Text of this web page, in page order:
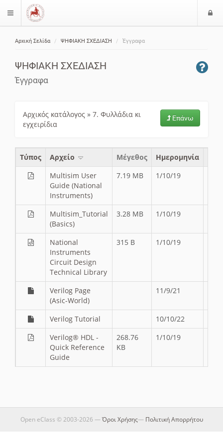
$langMenu
Αρχική Σελίδα ΨΗΦΙΑΚΗ ΣΧΕΔΙΑΣΗ Έγγραφα
ΨΗΦΙΑΚΗ ΣΧΕΔΙΑΣΗ
Έγγραφα
Επάνω
Αρχικός κατάλογος » 7. Φυλλάδια κι
εγχειρίδια
Τύπος Aρχείο Μέγεθος
Ημερομηνία
Multisim User
Guide (National
Instruments)
7.19 MB 1/10/19
Multisim_Tutorial
(Basics)
3.28 MB 1/10/19
National
Instruments
Circuit Design
Technical Library
315 B 1/10/19
Verilog Page
(Asic-World)
11/9/21
Verilog Tutorial
10/10/22
Verilog® HDL -
Quick Reference
Guide
268.76
KB
1/10/19
Open eClass © 2003-2026 —Όροι Χρήσης— Πολιτική Απορρήτου